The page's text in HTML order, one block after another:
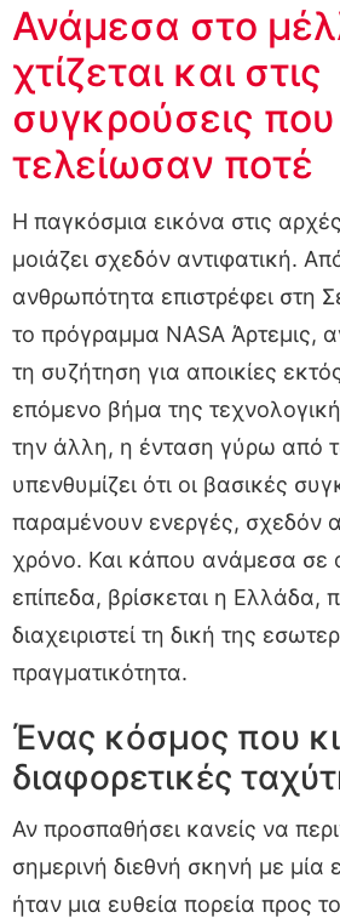
Ανάμεσα στο
χτίζεται και στις
συγκρούσεις
τελείωσαν ποτέ
Η παγκόσμια εικόνα στις
μοιάζει σχεδόν αντιφατική.
ανθρωπότητα επιστρέφει στη
το πρόγραμμα NASA Άρτεμις,
τη συζήτηση για αποικίες
επόμενο βήμα της
την άλλη, η ένταση γύρω από
υπενθυμίζει ότι οι βασικές
παραμένουν ενεργές, σχεδόν
χρόνο. Και κάπου ανάμεσα σε
επίπεδα, βρίσκεται η Ελλάδα,
διαχειριστεί τη δική της
πραγματικότητα.
Ένας κόσμος που
διαφορετικές
Αν προσπαθήσει κανείς να
σημερινή διεθνή σκηνή με μία
ήταν μια ευθεία πορεία προς